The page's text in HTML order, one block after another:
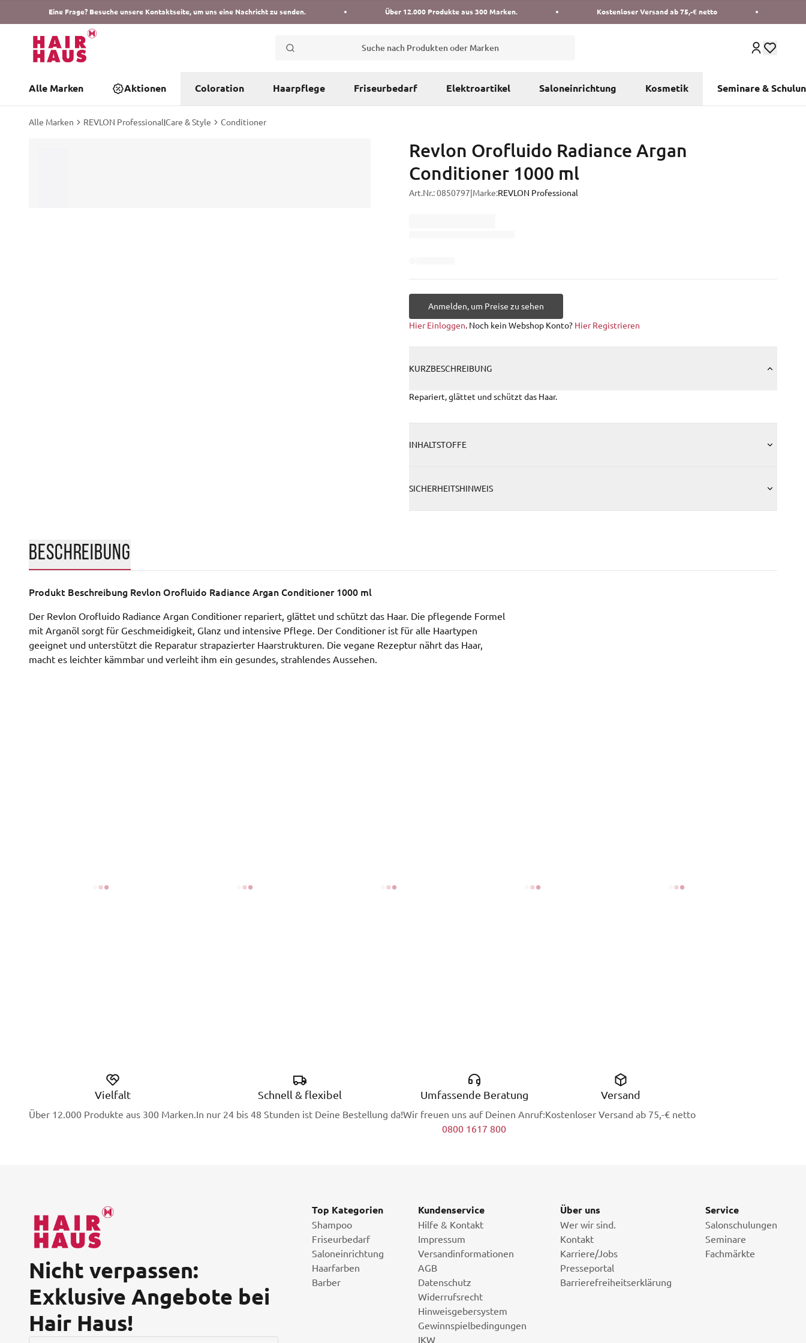
Eine Frage? Besuche unsere Kontaktseite, um uns eine Nachricht zu senden. Über 12.000 Produkte aus 300 Marken. Kostenloser Versand ab 75,-€ netto
Suche nach Produkten oder Marken
Alle Marken Aktionen Coloration Haarpflege Friseurbedarf Elektroartikel Saloneinrichtung Kosmetik Seminare &
Alle Marken REVLON Professional|Care & Style Conditioner
Revlon Orofluido Radiance Argan
Conditioner 1000 ml
Art.Nr.:0850797 Marke:REVLON Professional
Anmelden, um Preise zu sehen
Hier Einloggen. Noch kein Webshop Konto? Hier Registrieren
KURZBESCHREIBUNG
Repariert, glättet und schützt das Haar.
INHALTSTOFFE
SICHERHEITSHINWEIS
BESCHREIBUNG
Produkt Beschreibung Revlon Orofluido Radiance Argan Conditioner 1000 ml
Der Revlon Orofluido Radiance Argan Conditioner repariert, glättet und schützt das Haar. Die pflegende Formel
mit Arganöl sorgt für Geschmeidigkeit, Glanz und intensive Pflege. Der Conditioner ist für alle Haartypen
geeignet und unterstützt die Reparatur strapazierter Haarstrukturen. Die vegane Rezeptur nährt das Haar,
macht es leichter kämmbar und verleiht ihm ein gesundes, strahlendes Aussehen.
Vielfalt
Über 12.000 Produkte aus 300 Marken.
Schnell & flexibel
In nur 24 bis 48 Stunden ist Deine Bestellung da!
Umfassende Beratung
Wir freuen uns auf Deinen Anruf:
0800 1617 800
Versand
Kostenloser Versand ab 75,-€ netto
Nicht verpassen:
Exklusive Angebote bei
Hair Haus!
Top Kategorien
Shampoo
Friseurbedarf
Saloneinrichtung
Haarfarben
Barber
Kundenservice
Hilfe & Kontakt
Impressum
Versandinformationen
AGB
Datenschutz
Widerrufsrecht
Hinweisgebersystem
Gewinnspielbedingungen
IKW
Über uns
Wer wir sind.
Kontakt
Karriere/Jobs
Presseportal
Barrierefreiheitserklärung
Service
Salonschulungen
Seminare
Fachmärkte